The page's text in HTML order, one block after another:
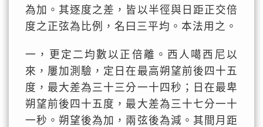
為加。其逐度之差，皆以半徑與日距正交倍
度之正弦為比例，名曰三平均。本法用之。
一，更定二均數以正倍離。西人噶西尼以
來，屢加測驗，定日在最高朔望前後四十五
度，最大差為三十三分一十四秒；日在最卑
朔望前後四十五度，最大差為三十七分一十
一秒。朔望後為加，兩弦後為減。其間月距